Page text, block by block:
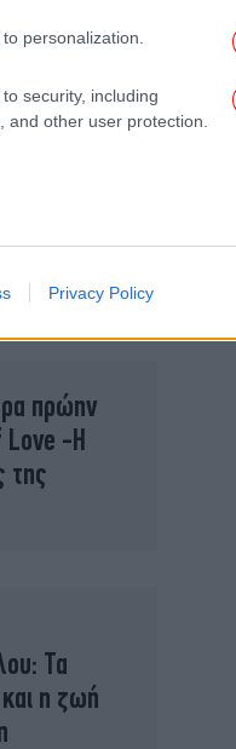
personalization.
security, including
other user protection.
Privacy Policy
δύο
πρώην
Love -Η
της
Τα
η ζωή